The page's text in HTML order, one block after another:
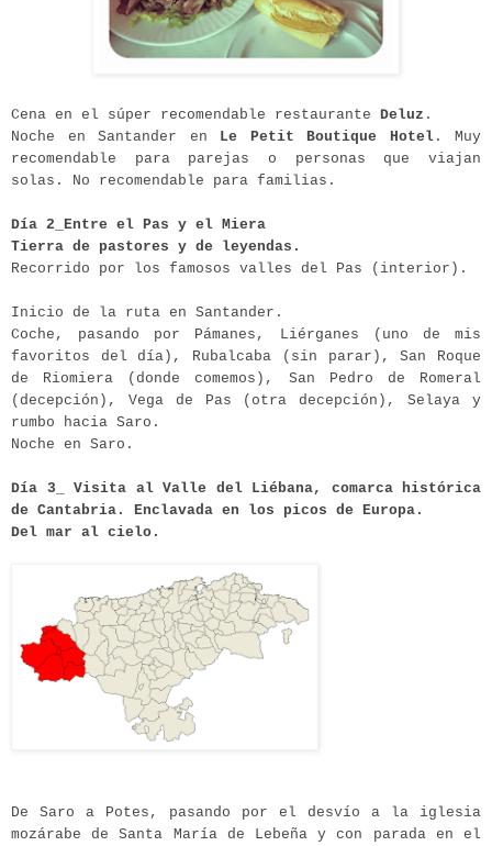
Cena en el súper recomendable restaurante Deluz .
Noche en Santander en Le Petit Boutique Hotel. Muy
recomendable para parejas o personas que viajan
solas. No recomendable para familias.
Día 2_Entre el Pas y el Miera
Tierra de pastores y de leyendas.
Recorrido por los famosos valles del Pas (interior).
Inicio de la ruta en Santander.
Coche, pasando por Pámanes, Liérganes (uno de mis
favoritos del día), Rubalcaba (sin parar), San Roque
de Riomiera (donde comemos), San Pedro de Romeral
(decepción), Vega de Pas (otra decepción), Selaya y
rumbo hacia Saro.
Noche en Saro.
Día 3_ Visita al Valle del Liébana, comarca histórica
de Cantabria. Enclavada en los picos de Europa.
Del mar al cielo.
De Saro a Potes, pasando por el desvío a la iglesia
mozárabe de Santa María de Lebeña y con parada en el